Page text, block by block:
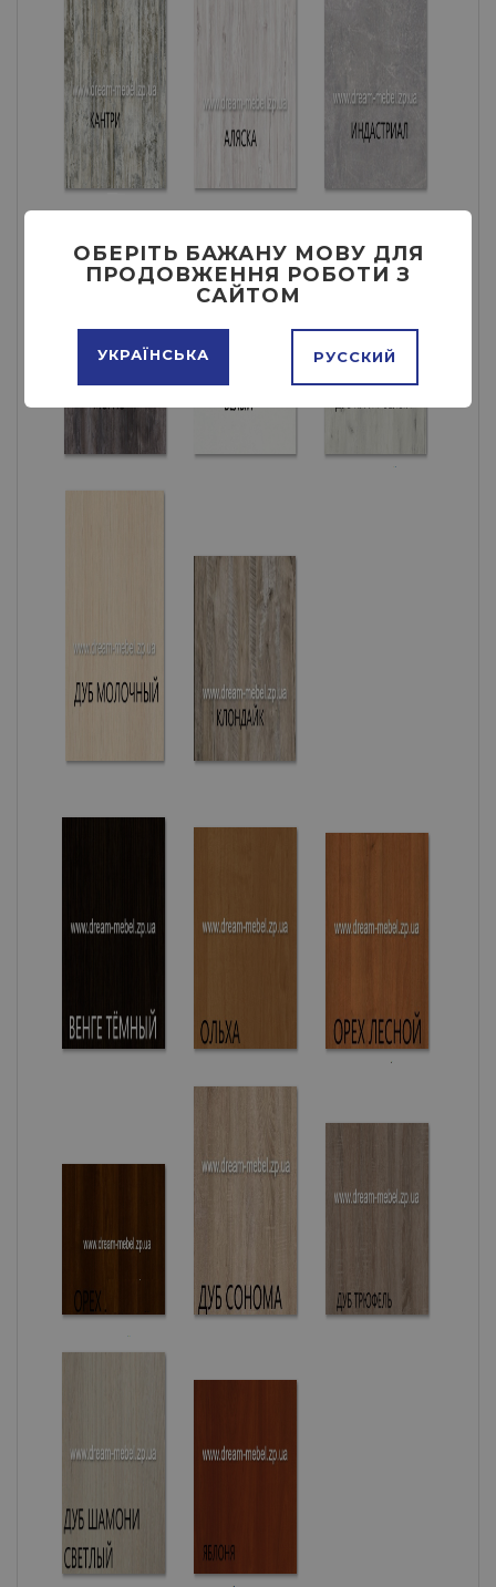
ОБЕРІТЬ БАЖАНУ МОВУ ДЛЯ
ПРОДОВЖЕННЯ РОБОТИ З
САЙТОМ
УКРАЇНСЬКА РУССКИЙ